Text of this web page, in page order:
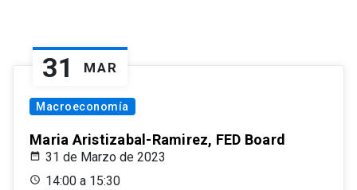
31 MAR
Macroeconomía
Maria Aristizabal-Ramirez, FED Board
31 de Marzo de 2023
14:00 a 15:30